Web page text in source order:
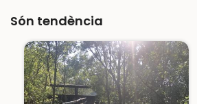
Són tendència